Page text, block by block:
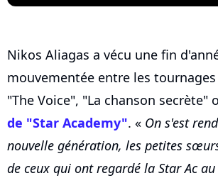
Nikos Aliagas a vécu une fin
mouvementée entre les
"The Voice", "La chanson secrète"
de "Star Academy". « On s'est
nouvelle génération, les petites
de ceux qui ont regardé la Star Ac